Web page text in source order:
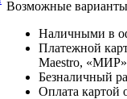
Возможные
Наличными в
Платежной
Maestro,
Безналичный
Оплата картой